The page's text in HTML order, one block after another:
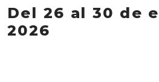
Del 26 al 30 de
2026